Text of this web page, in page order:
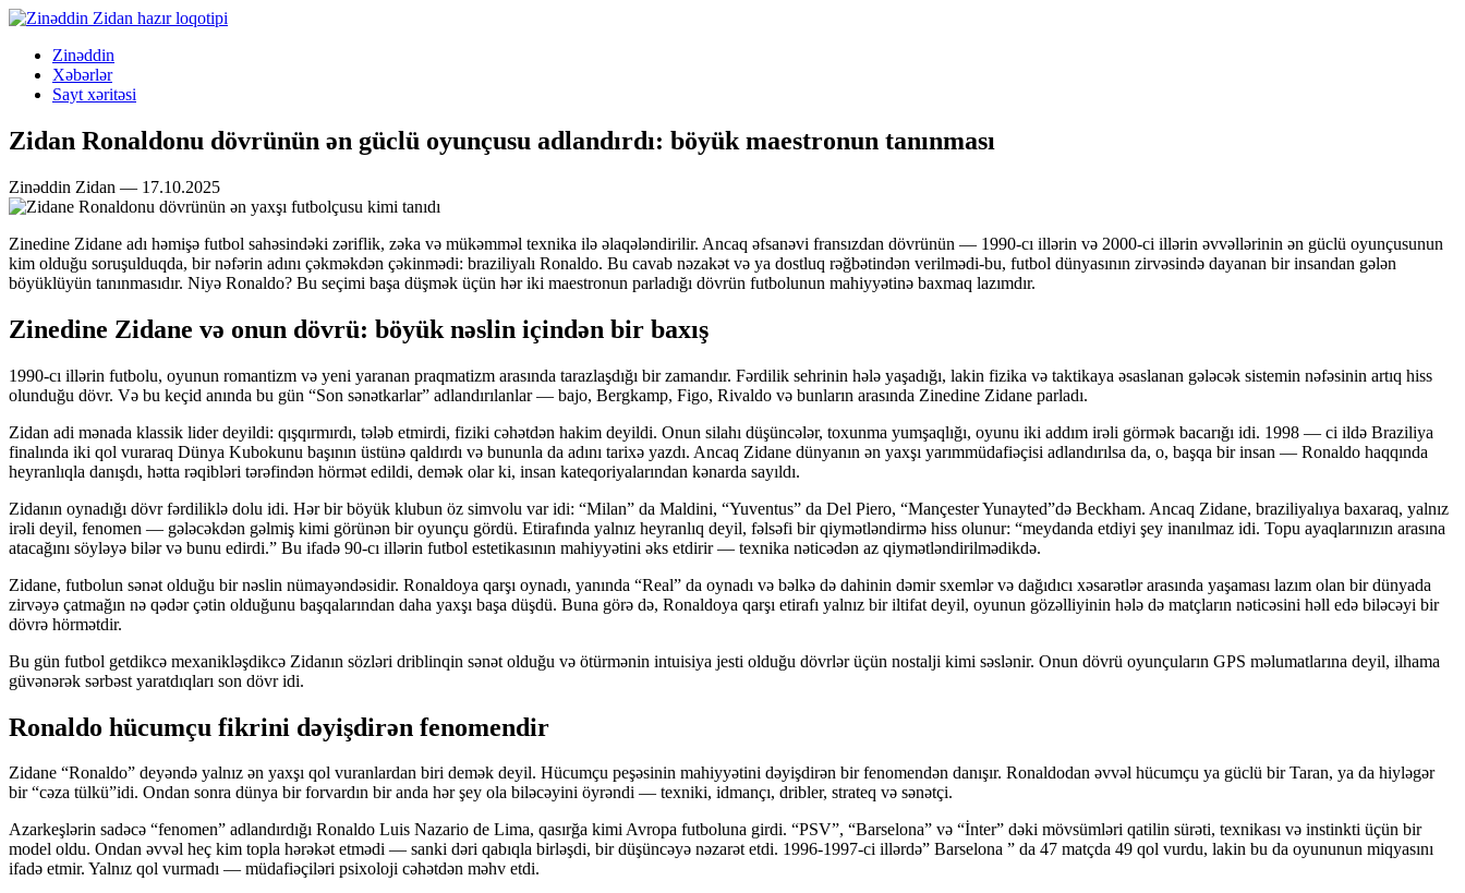
Zinəddin
Xəbərlər
Sayt xəritəsi
Zidan Ronaldonu dövrünün ən güclü oyunçusu adlandırdı: böyük maestronun tanınması
Zinəddin Zidan — 17.10.2025
Zinedine Zidane adı həmişə futbol sahəsindəki zəriflik, zəka və mükəmməl texnika ilə əlaqələndirilir. Ancaq əfsanəvi fransızdan dövrünün — 1990-cı illərin və 2000-ci illərin əvvəllərinin ən güclü oyunçusunun
kim olduğu soruşulduqda, bir nəfərin adını çəkməkdən çəkinmədi: braziliyalı Ronaldo. Bu cavab nəzakət və ya dostluq rəğbətindən verilmədi-bu, futbol dünyasının zirvəsində dayanan bir insandan gələn
böyüklüyün tanınmasıdır. Niyə Ronaldo? Bu seçimi başa düşmək üçün hər iki maestronun parladığı dövrün futbolunun mahiyyətinə baxmaq lazımdır.
Zinedine Zidane və onun dövrü: böyük nəslin içindən bir baxış
1990-cı illərin futbolu, oyunun romantizm və yeni yaranan praqmatizm arasında tarazlaşdığı bir zamandır. Fərdilik sehrinin hələ yaşadığı, lakin fizika və taktikaya əsaslanan gələcək sistemin nəfəsinin artıq hiss
olunduğu dövr. Və bu keçid anında bu gün “Son sənətkarlar” adlandırılanlar — bajo, Bergkamp, Figo, Rivaldo və bunların arasında Zinedine Zidane parladı.
Zidan adi mənada klassik lider deyildi: qışqırmırdı, tələb etmirdi, fiziki cəhətdən hakim deyildi. Onun silahı düşüncələr, toxunma yumşaqlığı, oyunu iki addım irəli görmək bacarığı idi. 1998 — ci ildə Braziliya
finalında iki qol vuraraq Dünya Kubokunu başının üstünə qaldırdı və bununla da adını tarixə yazdı. Ancaq Zidane dünyanın ən yaxşı yarımmüdafiəçisi adlandırılsa da, o, başqa bir insan — Ronaldo haqqında
heyranlıqla danışdı, hətta rəqibləri tərəfindən hörmət edildi, demək olar ki, insan kateqoriyalarından kənarda sayıldı.
Zidanın oynadığı dövr fərdiliklə dolu idi. Hər bir böyük klubun öz simvolu var idi: “Milan” da Maldini, “Yuventus” da Del Piero, “Mançester Yunayted”də Beckham. Ancaq Zidane, braziliyalıya baxaraq, yalnız
irəli deyil, fenomen — gələcəkdən gəlmiş kimi görünən bir oyunçu gördü. Etirafında yalnız heyranlıq deyil, fəlsəfi bir qiymətləndirmə hiss olunur: “meydanda etdiyi şey inanılmaz idi. Topu ayaqlarınızın arasına
atacağını söyləyə bilər və bunu edirdi.” Bu ifadə 90-cı illərin futbol estetikasının mahiyyətini əks etdirir — texnika nəticədən az qiymətləndirilmədikdə.
Zidane, futbolun sənət olduğu bir nəslin nümayəndəsidir. Ronaldoya qarşı oynadı, yanında “Real” da oynadı və bəlkə də dahinin dəmir sxemlər və dağıdıcı xəsarətlər arasında yaşaması lazım olan bir dünyada
zirvəyə çatmağın nə qədər çətin olduğunu başqalarından daha yaxşı başa düşdü. Buna görə də, Ronaldoya qarşı etirafı yalnız bir iltifat deyil, oyunun gözəlliyinin hələ də matçların nəticəsini həll edə biləcəyi bir
dövrə hörmətdir.
Bu gün futbol getdikcə mexanikləşdikcə Zidanın sözləri driblinqin sənət olduğu və ötürmənin intuisiya jesti olduğu dövrlər üçün nostalji kimi səslənir. Onun dövrü oyunçuların GPS məlumatlarına deyil, ilhama
güvənərək sərbəst yaratdıqları son dövr idi.
Ronaldo hücumçu fikrini dəyişdirən fenomendir
Zidane “Ronaldo” deyəndə yalnız ən yaxşı qol vuranlardan biri demək deyil. Hücumçu peşəsinin mahiyyətini dəyişdirən bir fenomendən danışır. Ronaldodan əvvəl hücumçu ya güclü bir Taran, ya da hiyləgər
bir “cəza tülkü”idi. Ondan sonra dünya bir forvardın bir anda hər şey ola biləcəyini öyrəndi — texniki, idmançı, dribler, strateq və sənətçi.
Azarkeşlərin sadəcə “fenomen” adlandırdığı Ronaldo Luis Nazario de Lima, qasırğa kimi Avropa futboluna girdi. “PSV”, “Barselona” və “İnter” dəki mövsümləri qatilin sürəti, texnikası və instinkti üçün bir
model oldu. Ondan əvvəl heç kim topla hərəkət etmədi — sanki dəri qabıqla birləşdi, bir düşüncəyə nəzarət etdi. 1996-1997-ci illərdə” Barselona ” da 47 matçda 49 qol vurdu, lakin bu da oyununun miqyasını
ifadə etmir. Yalnız qol vurmadı — müdafiəçiləri psixoloji cəhətdən məhv etdi.